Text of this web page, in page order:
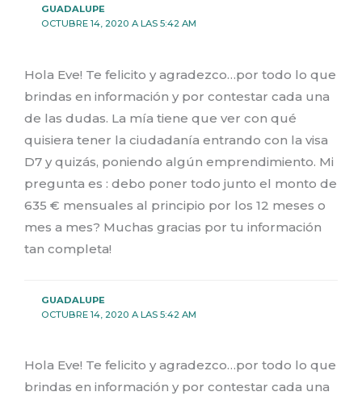
GUADALUPE
OCTUBRE 14, 2020 A LAS 5:42 AM
Hola Eve! Te felicito y agradezco…por todo lo que
brindas en información y por contestar cada una
de las dudas. La mía tiene que ver con qué
quisiera tener la ciudadanía entrando con la visa
D7 y quizás, poniendo algún emprendimiento. Mi
pregunta es : debo poner todo junto el monto de
635 € mensuales al principio por los 12 meses o
mes a mes? Muchas gracias por tu información
tan completa!
GUADALUPE
OCTUBRE 14, 2020 A LAS 5:42 AM
Hola Eve! Te felicito y agradezco…por todo lo que
brindas en información y por contestar cada una